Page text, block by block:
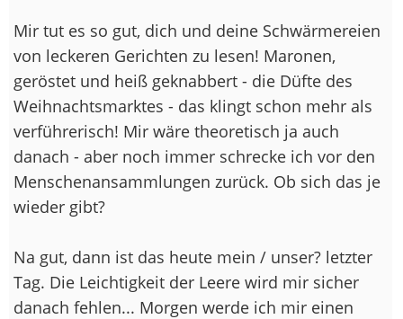
Mir tut es so gut, dich und deine Schwärmereien
von leckeren Gerichten zu lesen! Maronen,
geröstet und heiß geknabbert - die Düfte des
Weihnachtsmarktes - das klingt schon mehr als
verführerisch! Mir wäre theoretisch ja auch
danach - aber noch immer schrecke ich vor den
Menschenansammlungen zurück. Ob sich das je
wieder gibt?
Na gut, dann ist das heute mein / unser? letzter
Tag. Die Leichtigkeit der Leere wird mir sicher
danach fehlen... Morgen werde ich mir einen